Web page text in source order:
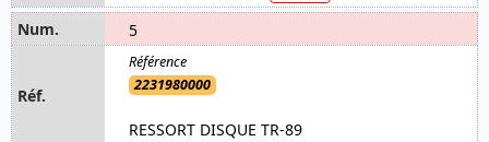
5
2231980000
RESSORT DISQUE TR-89